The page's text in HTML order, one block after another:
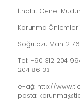
İthalat Genel
Korunma
Söğütözü Mah.
Tel: +90 312 204
204 86 33
e-ağ: http://
posta: